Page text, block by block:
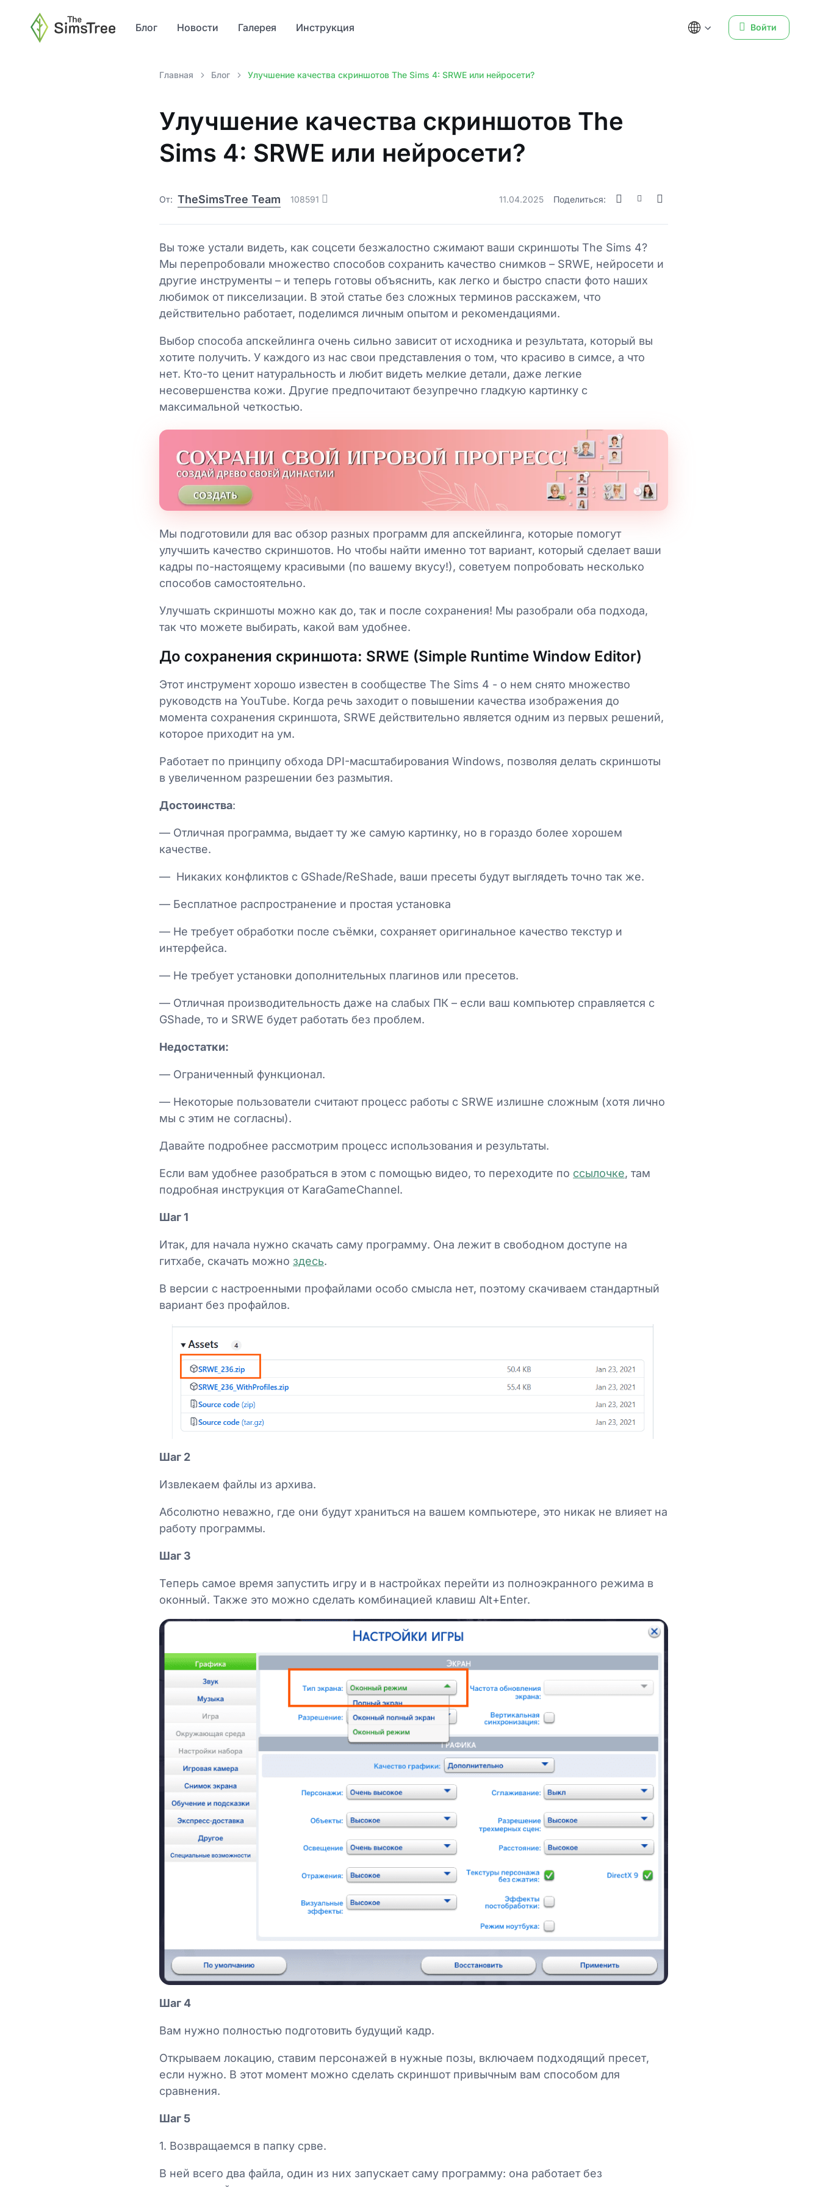
Войти
Блог Новости Галерея Инструкция
Главная Блог Улучшение качества скриншотов The Sims 4: SRWE или нейросети?
Улучшение качества скриншотов The
Sims 4: SRWE или нейросети?
От: TheSimsTree Team 108591 11.04.2025 Поделиться:
Вы тоже устали видеть, как соцсети безжалостно сжимают ваши скриншоты The Sims 4?
Мы перепробовали множество способов сохранить качество снимков – SRWE, нейросети и
другие инструменты – и теперь готовы объяснить, как легко и быстро спасти фото наших
любимок от пикселизации. В этой статье без сложных терминов расскажем, что
действительно работает, поделимся личным опытом и рекомендациями.
Выбор способа апскейлинга очень сильно зависит от исходника и результата, который вы
хотите получить. У каждого из нас свои представления о том, что красиво в симсе, а что
нет. Кто-то ценит натуральность и любит видеть мелкие детали, даже легкие
несовершенства кожи. Другие предпочитают безупречно гладкую картинку с
максимальной четкостью.
Мы подготовили для вас обзор разных программ для апскейлинга, которые помогут
улучшить качество скриншотов. Но чтобы найти именно тот вариант, который сделает ваши
кадры по-настоящему красивыми (по вашему вкусу!), советуем попробовать несколько
способов самостоятельно.
Улучшать скриншоты можно как до, так и после сохранения! Мы разобрали оба подхода,
так что можете выбирать, какой вам удобнее.
До сохранения скриншота: SRWE (Simple Runtime Window Editor)
Этот инструмент хорошо известен в сообществе The Sims 4 - о нем снято множество
руководств на YouTube. Когда речь заходит о повышении качества изображения до
момента сохранения скриншота, SRWE действительно является одним из первых решений,
которое приходит на ум.
Работает по принципу обхода DPI-масштабирования Windows, позволяя делать скриншоты
в увеличенном разрешении без размытия.
Достоинства:
— Отличная программа, выдает ту же самую картинку, но в гораздо более хорошем
качестве.
— Никаких конфликтов с GShade/ReShade, ваши пресеты будут выглядеть точно так же.
— Бесплатное распространение и простая установка
— Не требует обработки после съёмки, сохраняет оригинальное качество текстур и
интерфейса.
— Не требует установки дополнительных плагинов или пресетов.
— Отличная производительность даже на слабых ПК – если ваш компьютер справляется с
GShade, то и SRWE будет работать без проблем.
Недостатки:
— Ограниченный функционал.
— Некоторые пользователи считают процесс работы с SRWE излишне сложным (хотя лично
мы с этим не согласны).
Давайте подробнее рассмотрим процесс использования и результаты.
Если вам удобнее разобраться в этом с помощью видео, то переходите по ссылочке, там
подробная инструкция от KaraGameChannel.
Шаг 1
Итак, для начала нужно скачать саму программу. Она лежит в свободном доступе на
гитхабе, скачать можно здесь.
В версии с настроенными профайлами особо смысла нет, поэтому скачиваем стандартный
вариант без профайлов.
Шаг 2
Извлекаем файлы из архива.
Абсолютно неважно, где они будут храниться на вашем компьютере, это никак не влияет на
работу программы.
Шаг 3
Теперь самое время запустить игру и в настройках перейти из полноэкранного режима в
оконный. Также это можно сделать комбинацией клавиш Alt+Enter.
Шаг 4
Вам нужно полностью подготовить будущий кадр.
Открываем локацию, ставим персонажей в нужные позы, включаем подходящий пресет,
если нужно. В этот момент можно сделать скриншот привычным вам способом для
сравнения.
Шаг 5
1. Возвращаемся в папку срве.
В ней всего два файла, один из них запускает саму программу: она работает без